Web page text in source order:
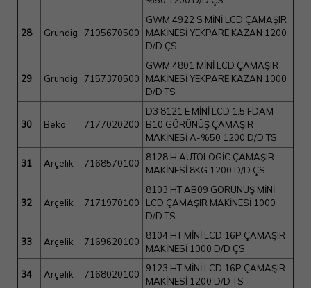
28 Grundig 7105670500
GWM 4922 S MİNİ LCD ÇAMAŞIR
MAKİNESİ YEKPARE KAZAN 1200
D/D ÇS
29 Grundig 7157370500
GWM 4801 MİNİ LCD ÇAMAŞIR
MAKİNESİ YEKPARE KAZAN 1000
D/D TS
30 Beko 7177020200
D3 8121 E MİNİ LCD 1.5 FDAM
B10 GÖRÜNÜŞ ÇAMAŞIR
MAKİNESİ A-%50 1200 D/D TS
31 Arçelik 7168570100
8128 H AUTOLOGİC ÇAMAŞIR
MAKİNESİ 8KG 1200 D/D ÇS
32 Arçelik 7171970100
8103 HT AB09 GÖRÜNÜŞ MİNİ
LCD ÇAMAŞIR MAKİNESİ 1000
D/D TS
33 Arçelik 7169620100
8104 HT MİNİ LCD 16P ÇAMAŞIR
MAKİNESİ 1000 D/D ÇS
34 Arçelik 7168020100
9123 HT MİNİ LCD 16P ÇAMAŞIR
MAKİNESİ 1200 D/D TS